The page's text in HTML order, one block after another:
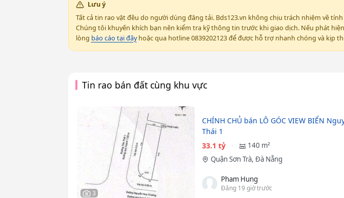
Lưu ý
Tất cả tin rao vặt đều do người dùng đăng tải. Bds123.vn không chịu trách nhiệm về
Chúng tôi khuyến khích bạn nên kiểm tra kỹ thông tin trước khi giao dịch. Nếu phát
lòng báo cáo tại đâyhoặc qua hotline 0839202123 để được hỗ trợ nhanh chóng và kịp
Tin rao bán đất cùng khu vực
3
CHÍNH CHỦ bán LÔ GÓC VIEW BIỂN
Thái 1
33.1 tỷ
140 m²
Quận Sơn Trà, Đà Nẵng
Pham Hung
Đăng 19 giờ trước